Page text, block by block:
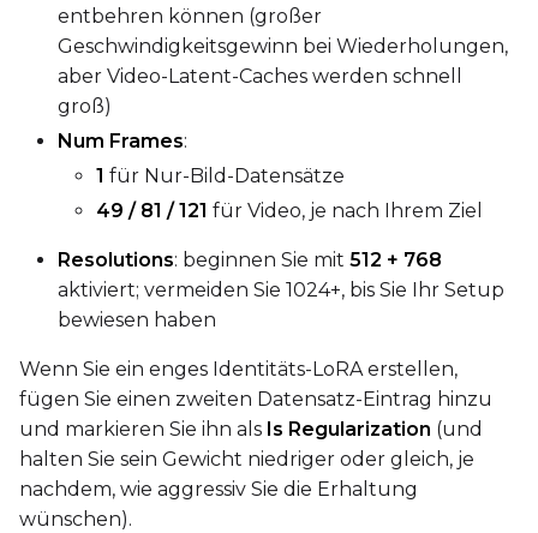
Width
Seed
Prompt
entbehren können (großer
Geschwindigkeitsgewinn bei Wiederholungen,
aber Video-Latent-Caches werden schnell
groß)
Num Frames:
1 für Nur-Bild-Datensätze
49 / 81 / 121 für Video, je nach Ihrem Ziel
Resolutions: beginnen Sie mit 512 + 768
aktiviert; vermeiden Sie 1024+, bis Sie Ihr Setup
bewiesen haben
Wenn Sie ein enges Identitäts-LoRA erstellen,
fügen Sie einen zweiten Datensatz-Eintrag hinzu
und markieren Sie ihn als Is Regularization (und
halten Sie sein Gewicht niedriger oder gleich, je
nachdem, wie aggressiv Sie die Erhaltung
wünschen).